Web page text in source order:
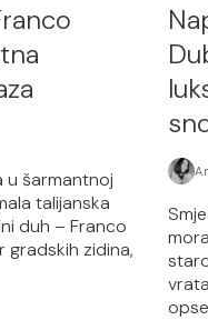
u šarmantnoj
talijanska
duh – Franco
gradskih zidina,